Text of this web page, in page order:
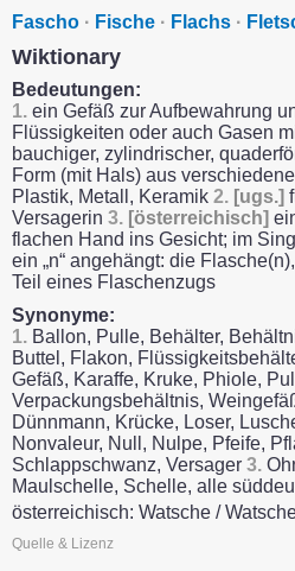
Fascho · Fische · Flachs ·
Wiktionary
Bedeutungen:
1. ein Gefäß zur Aufbewahrung
Flüssigkeiten oder auch Gasen
bauchiger, zylindrischer,
Form (mit Hals) aus
Plastik, Metall, Keramik 2. [ugs.]
Versagerin 3. [österreichisch]
flachen Hand ins Gesicht; im
ein „n“ angehängt: die
Teil eines Flaschenzugs
Synonyme:
1. Ballon, Pulle, Behälter,
Buttel, Flakon,
Gefäß, Karaffe, Kruke, Phiole,
Verpackungsbehältnis,
Dünnmann, Krücke, Loser,
Nonvaleur, Null, Nulpe, Pfeife,
Schlappschwanz, Versager 3.
Maulschelle, Schelle, alle
österreichisch: Watsche /
Quelle & Lizenz